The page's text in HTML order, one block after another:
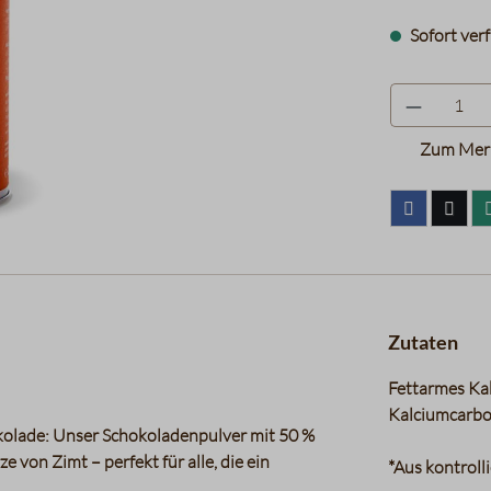
Sofort
Zum
Unser Schokoladenpulver mit 50 %
von Zimt – perfekt für alle, die ein
Zutaten
Fettarmes
*Aus